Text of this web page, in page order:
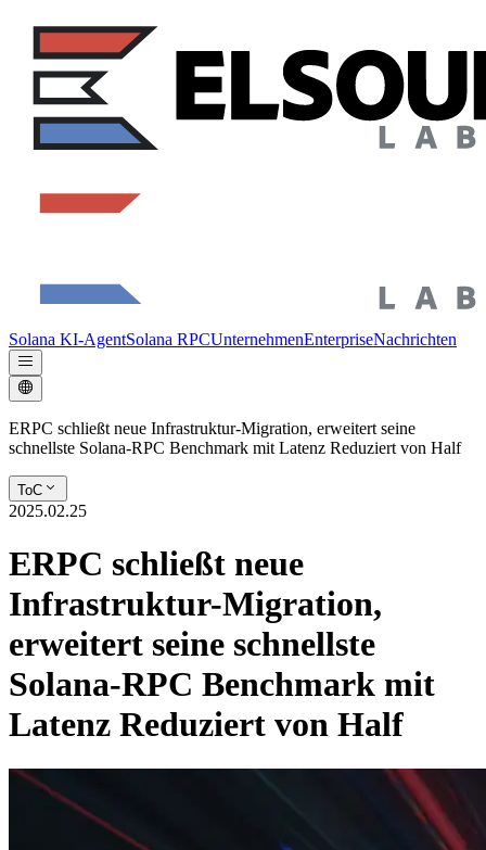
Solana KI-AgentSolana RPCUnternehmenEnterpriseNachrichten
ERPC schließt neue Infrastruktur-Migration, erweitert seine
schnellste Solana-RPC Benchmark mit Latenz Reduziert von Half
ToC
2025.02.25
ERPC schließt neue
Infrastruktur-Migration,
erweitert seine schnellste
Solana-RPC Benchmark mit
Latenz Reduziert von Half